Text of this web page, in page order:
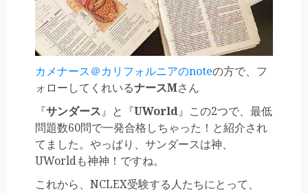
カメナース＠カリフォルニアのnoteの方で、フ
ォローしてくれいるナースMさん
『サンダース』と『UWorld』この2つで、最低
問題数60問で一発合格しちゃった！と紹介され
てました。やっぱり、サンダースは神、
UWorldも神神！ですね。
これから、NCLEX受験する人たちにとって、